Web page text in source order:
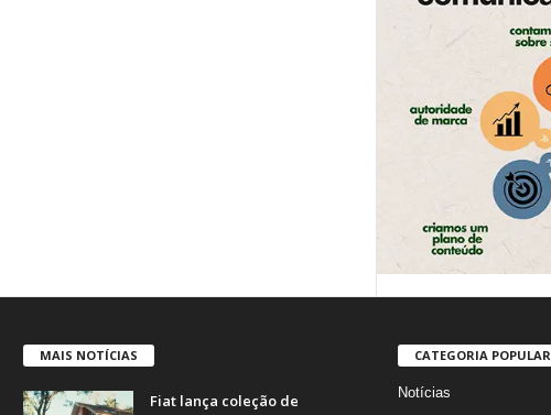
MAIS NOTÍCIAS
Fiat lança coleção de
CATEGORIA POPULAR
Notícias